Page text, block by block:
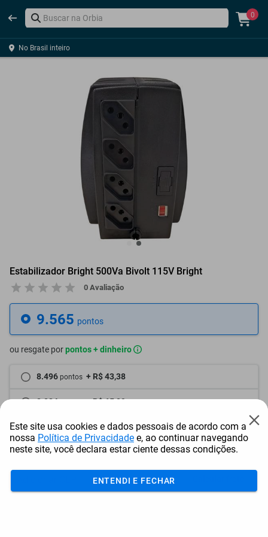
0
No Brasil inteiro
Estabilizador Bright 500Va Bivolt 115V Bright
0 Avaliação
9.565 pontos
ou resgate porpontos + dinheiro
8.496 pontos + R$ 43,38
8.024 + R$ 65,09
7.552 pontos + R$ 86,80
Este site usa cookies e dados pessoais de acordo com a
nossa Política de Privacidade e, ao continuar navegando
neste site, você declara estar ciente dessas condições.
ENTENDI E FECHAR